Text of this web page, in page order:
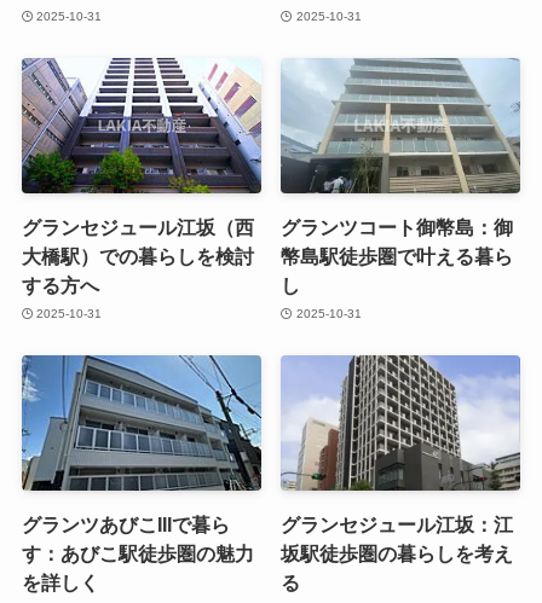
2025-10-31 2025-10-31
グランセジュール江坂（西
大橋駅）での暮らしを検討
する方へ
2025-10-31
グランツコート御幣島：御
幣島駅徒歩圏で叶える暮ら
し
2025-10-31
グランツあびこIIIで暮ら
す：あびこ駅徒歩圏の魅力
を詳しく
グランセジュール江坂：江
坂駅徒歩圏の暮らしを考え
る